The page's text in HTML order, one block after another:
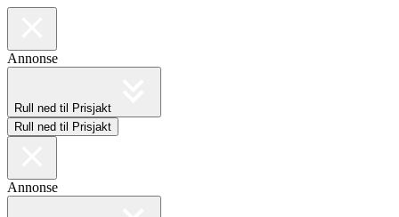
Annonse
Rull ned til Prisjakt
Rull ned til Prisjakt
Annonse